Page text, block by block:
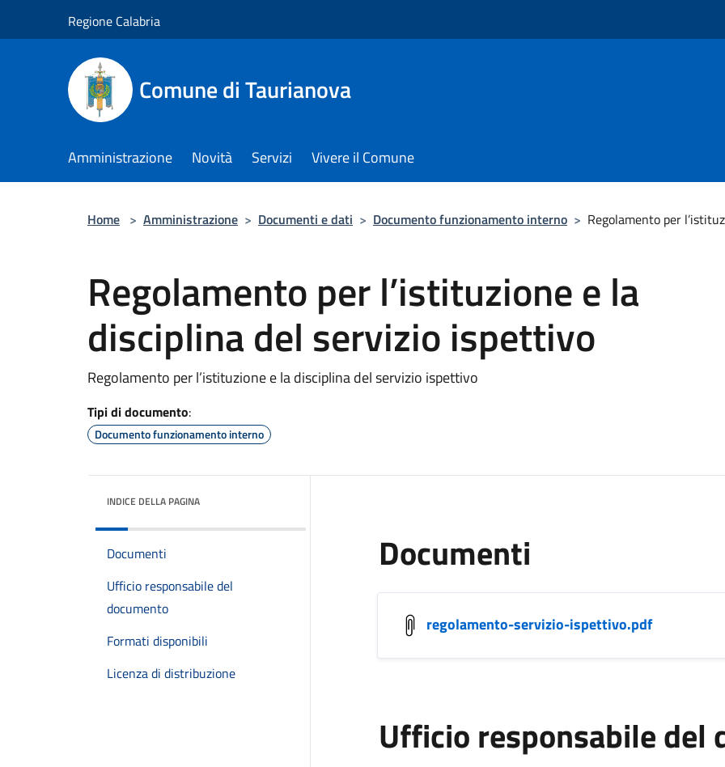
Regione Calabria
Comune di Taurianova
Amministrazione Novità Servizi Vivere il Comune
Home > Amministrazione > Documenti e dati > Documento funzionamento interno > Regolamento per
Regolamento per l’istituzione e la
disciplina del servizio ispettivo
Regolamento per l’istituzione e la disciplina del servizio ispettivo
Tipi di documento:
Documento funzionamento interno
INDICE DELLA PAGINA
Documenti
Ufficio responsabile del
documento
Formati disponibili
Licenza di distribuzione
Documenti
regolamento-servizio-ispettivo.pdf
Ufficio responsabile del